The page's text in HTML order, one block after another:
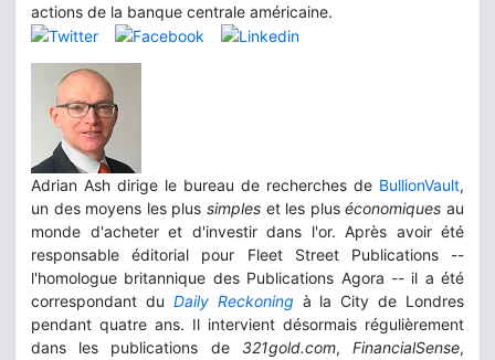
actions de la banque centrale américaine.
Adrian Ash dirige le bureau de recherches de BullionVault,
un des moyens les plus simples et les pluséconomiquesau
monde d'acheter et d'investir dans l'or. Après avoir été
responsable éditorial pour Fleet Street Publications --
l'homologue britannique des Publications Agora -- il a été
correspondant du Daily Reckoning à la City de Londres
pendant quatre ans. Il intervient désormais régulièrement
dans les publications de 321gold.com,FinancialSense,